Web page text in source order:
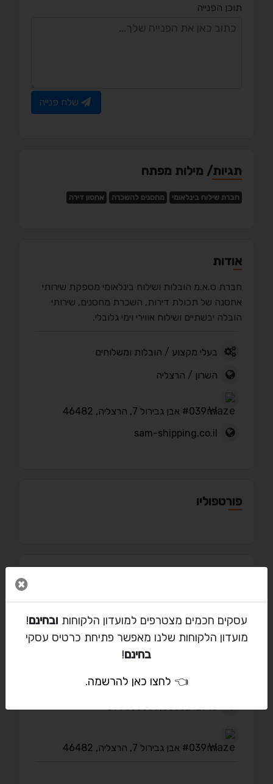
תוכן הפנייה
שלח פנייה
תגיות/ מילות מפתח
חברת שילוח בינלאומי מחסנים להשכרה אחסון דירה
אודות
חברת ס.א.מ הובלות ושילוח בינלאומי מספקת שירותי
אחסנה של תכולת דירות, השכרת מחסנים, שירותי
הובלה יבשתיים ושילוח אווירי וימי גלובלי.
בעלי מקצוע / הובלות ומשלוחים
השרון / הרצליה
רח#039 אבן גבירול 7, הרצליה, 46482
sam-shipping.co.il
פורטפוליו
יצירת קשר עם משה
moshe@sam-mov.co.il
099550500,0505212710
רח#039 אבן גבירול 7, הרצליה, 46482
עסקים חכמים מצטרפים למועדון הלקוחות ובחינם!
מועדון הלקוחות שלנו מאפשר פתיחת כרטיס עסקי
בחינם!
👈 לחצו כאן להרשמה.